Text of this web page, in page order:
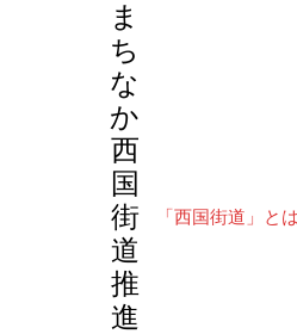
ま
ち
な
か
西
国
街
道
推
進
「西国街道」とは
まちなか西国街道推進
だきます。